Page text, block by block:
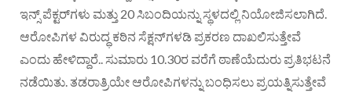
ಇನ್ಸ್‌ ಪೆಕ್ಟರ್‌ಗಳು ಮತ್ತು 20 ಸಿಬಂದಿಯನ್ನು ಸ್ಥಳದಲ್ಲಿ ನಿಯೋಜಿಸಲಾಗಿದೆ.
ಆರೋಪಿಗಳ ವಿರುದ್ಧ ಕಠಿನ ಸೆಕ್ಷನ್‌ಗಳಡಿ ಪ್ರಕರಣ ದಾಖಲಿಸುತ್ತೇವೆ
ಎಂದು ಹೇಳಿದ್ದಾರೆ.. ಸುಮಾರು 10.30ರ ವರೆಗೆ ಠಾಣೆಯೆದುರು ಪ್ರತಿಭಟನೆ
ನಡೆಯಿತು. ತಡರಾತ್ರಿಯೇ ಆರೋಪಿಗಳನ್ನು ಬಂಧಿಸಲು ಪ್ರಯತ್ನಿಸುತ್ತೇವೆ